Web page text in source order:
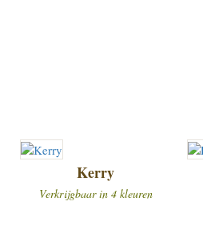
Kerry
Verkrijgbaar in 4 kleuren